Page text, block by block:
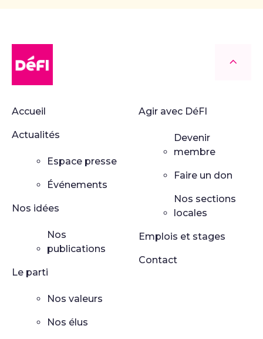
Accueil
Actualités
Espace presse
Événements
Nos idées
Nos
publications
Le parti
Nos valeurs
Nos élus
Agir avec DéFI
Devenir
membre
Faire un don
Nos sections
locales
Emplois et stages
Contact